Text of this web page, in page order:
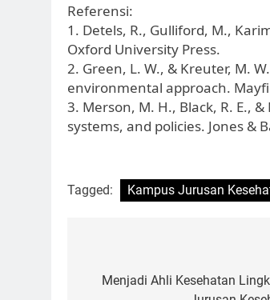
Referensi:
1. Detels, R., Gulliford, M.,
Oxford University Press.
2. Green, L. W., & Kreuter, M.
environmental approach.
3. Merson, M. H., Black, R. E.,
systems, and policies. Jones &
Tagged: Kampus Jurusan
navigation
Menjadi Ahli Kesehatan